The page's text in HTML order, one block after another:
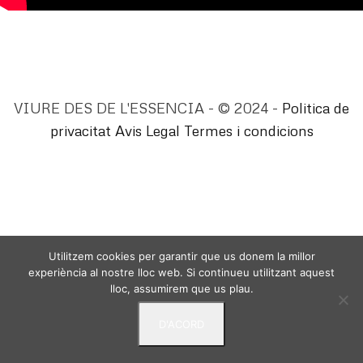
VIURE DES DE L'ESSENCIA - © 2024 - Politica de
privacitat Avis Legal Termes i condicions
Utilitzem cookies per garantir que us donem la millor
experiència al nostre lloc web. Si continueu utilitzant aquest
lloc, assumirem que us plau.